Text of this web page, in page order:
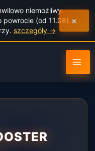
niemożliwy.
powrocie (od 11.08).
szczegóły →
×